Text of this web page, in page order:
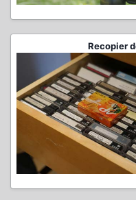
Recopier